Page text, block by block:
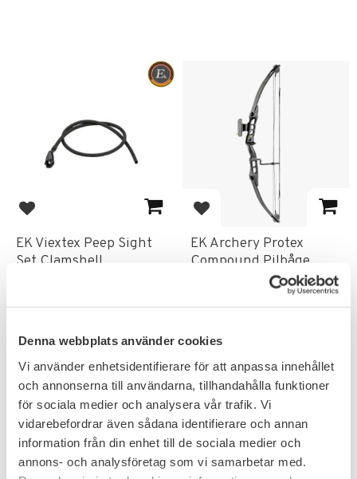
Denna webbplats använder cookies
Vi använder enhetsidentifierare för att anpassa innehållet
och annonserna till användarna, tillhandahålla funktioner
för sociala medier och analysera vår trafik. Vi
vidarebefordrar även sådana identifierare och annan
information från din enhet till de sociala medier och
annons- och analysföretag som vi samarbetar med.
Lägg till i favoriter
EK Viextex Peep Sight
Set Clamshell
Lägg till i favoriter
EK Archery Protex
Compound Pilbåge
40/55LBS 40,5"
En smidig compound båge för
seniorer.
FAVORIT